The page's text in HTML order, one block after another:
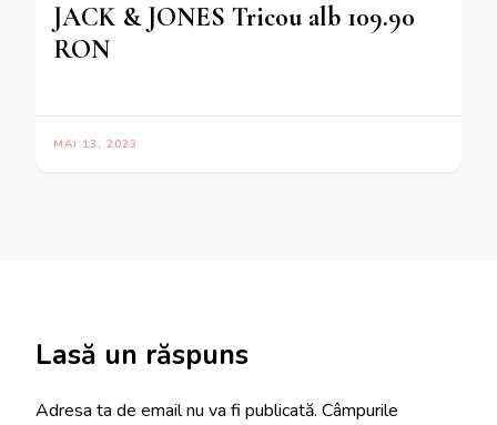
JACK & JONES Tricou alb 109.90
RON
MAI 13, 2023
Lasă un răspuns
Adresa ta de email nu va fi publicată. Câmpurile